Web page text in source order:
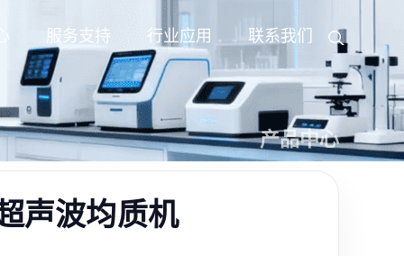
服务支持 行业应用 联系我们
产品中心
声波均质机